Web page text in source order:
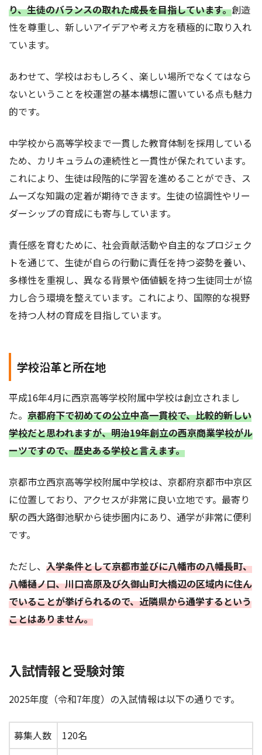
り、生徒のバランスの取れた成長を目指しています。創造
性を尊重し、新しいアイデアや考え方を積極的に取り入れ
ています。
あわせて、学校はおもしろく、楽しい場所でなくてはなら
ないということを校運営の基本構想に置いている点も魅力
的です。
中学校から高等学校まで一貫した教育体制を採用している
ため、カリキュラムの連続性と一貫性が保たれています。
これにより、生徒は段階的に学習を進めることができ、ス
ムーズな知識の定着が期待できます。生徒の協調性やリー
ダーシップの育成にも寄与しています。
責任感を育むために、社会貢献活動や自主的なプロジェク
トを通じて、生徒が自らの行動に責任を持つ姿勢を養い、
多様性を重視し、異なる背景や価値観を持つ生徒同士が協
力し合う環境を整えています。これにより、国際的な視野
を持つ人材の育成を目指しています。
学校沿革と所在地
平成16年4月に西京高等学校附属中学校は創立されまし
た。 京都府下で初めての公立中高一貫校で、比較的新しい
学校だと思われますが、明治19年創立の西京商業学校がル
ーツですので、歴史ある学校と言えます。
京都市立西京高等学校附属中学校は、京都府京都市中京区
に位置しており、アクセスが非常に良い立地です。最寄り
駅の西大路御池駅から徒歩圏内にあり、通学が非常に便利
です。
ただし、 入学条件として京都市並びに八幡市の八幡長町、
八幡樋ノ口、川口高原及び久御山町大橋辺の区域内に住ん
でいることが挙げられるので、近隣県から通学するという
ことはありません。
入試情報と受験対策
2025年度（令和7年度）の入試情報は以下の通りです。
募集人数
120名